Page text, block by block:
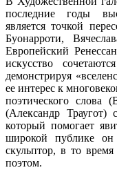
последние годы
является точкой
Буонарроти,
Европейский
искусство
демонстрируя
ее интерес к
поэтического слова
(Александр Траугот)
который помогает
широкой публике
скульптор, в то
поэтом.